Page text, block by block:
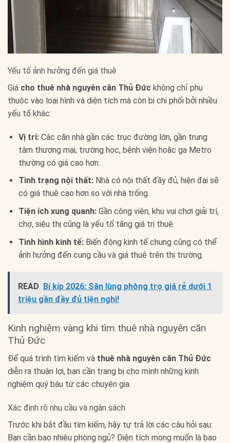
Yếu tố ảnh hưởng đến giá thuê
Giá cho thuê nhà nguyên căn Thủ Đức không chỉ phụ
thuộc vào loại hình và diện tích mà còn bị chi phối bởi nhiều
yếu tố khác:
Vị trí:Các căn nhà gần các trục đường lớn, gần trung
tâm thương mại, trường học, bệnh viện hoặc ga Metro
thường có giá cao hơn.
Tình trạng nội thất:Nhà có nội thất đầy đủ, hiện đại sẽ
có giá thuê cao hơn so với nhà trống.
Tiện ích xung quanh:Gần công viên, khu vui chơi giải trí,
chợ, siêu thị cũng là yếu tố tăng giá trị thuê.
Tình hình kinh tế:Biến động kinh tế chung cũng có thể
ảnh hưởng đến cung cầu và giá thuê trên thị trường.
READ
Bí kíp 2026: Săn lùng phòng trọ giá rẻ dưới 1
triệu gần đầy đủ tiện nghi!
Kinh nghiệm vàng khi tìm thuê nhà nguyên căn
Thủ Đức
Để quá trình tìm kiếm và thuê nhà nguyên căn Thủ Đức
diễn ra thuận lợi, bạn cần trang bị cho mình những kinh
nghiệm quý báu từ các chuyên gia.
Xác định rõ nhu cầu và ngân sách
Trước khi bắt đầu tìm kiếm, hãy tự trả lời các câu hỏi sau:
Bạn cần bao nhiêu phòng ngủ? Diện tích mong muốn là bao